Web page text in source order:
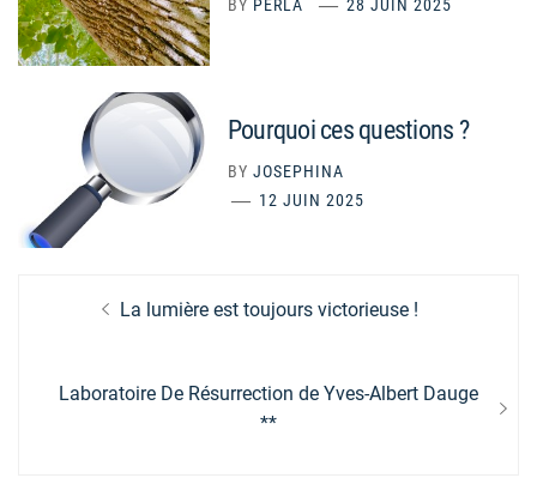
BY PERLA 28 JUIN 2025
Pourquoi ces questions ?
BY JOSEPHINA
12 JUIN 2025
NavigationPrevious
La lumière est toujours victorieuse !
Next
Laboratoire De Résurrection de Yves-Albert Dauge
**